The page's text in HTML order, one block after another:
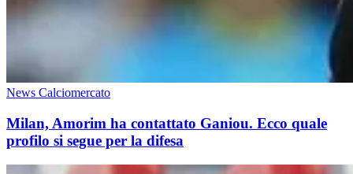
News Calciomercato
Milan, Amorim ha contattato Ganiou. Ecco quale
profilo si segue per la difesa